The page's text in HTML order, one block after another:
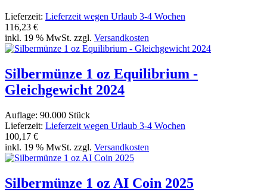
Lieferzeit: Lieferzeit wegen Urlaub 3-4 Wochen
116,23 €
inkl. 19 % MwSt. zzgl. Versandkosten
Silbermünze 1 oz Equilibrium -
Gleichgewicht 2024
Auflage: 90.000 Stück
Lieferzeit: Lieferzeit wegen Urlaub 3-4 Wochen
100,17 €
inkl. 19 % MwSt. zzgl. Versandkosten
Silbermünze 1 oz AI Coin 2025